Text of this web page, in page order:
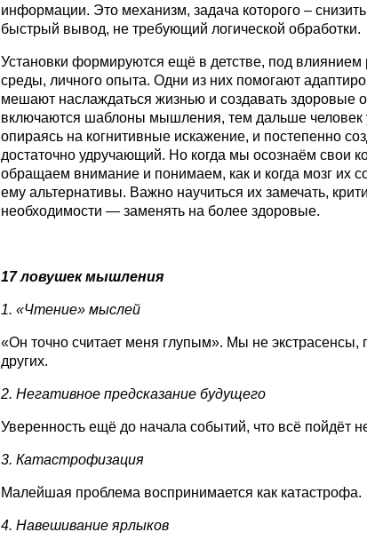
информации. Это механизм, задача которого –
быстрый вывод, не требующий логической обработки.
Установки формируются ещё в детстве, под влиянием
среды, личного опыта. Одни из них помогают
мешают наслаждаться жизнью и создавать здоровые
включаются шаблоны мышления, тем дальше человек
опираясь на когнитивные искажение, и постепенно
достаточно удручающий. Но когда мы осознаём свои
обращаем внимание и понимаем, как и когда мозг их
ему альтернативы. Важно научиться их замечать,
необходимости — заменять на более здоровые.
17 ловушек мышления
1. «Чтение» мыслей
«Он точно считает меня глупым». Мы не экстрасенсы,
других.
2. Негативное предсказание будущего
Уверенность ещё до начала событий, что всё пойдёт
3. Катастрофизация
Малейшая проблема воспринимается как катастрофа.
4. Навешивание ярлыков